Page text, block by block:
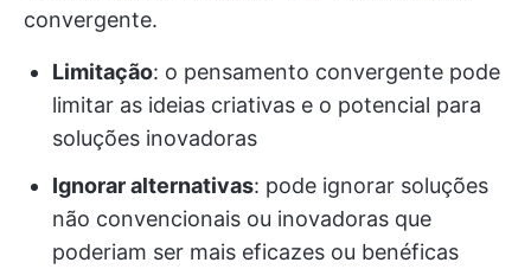
convergente.
Limitação: o pensamento convergente pode
limitar as ideias criativas e o potencial para
soluções inovadoras
Ignorar alternativas: pode ignorar soluções
não convencionais ou inovadoras que
poderiam ser mais eficazes ou benéficas